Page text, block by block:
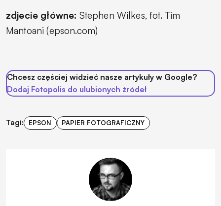
zdjecie główne: Stephen Wilkes, fot. Tim
Mantoani (epson.com)
Chcesz częściej widzieć nasze artykuły w Google?
Dodaj Fotopolis do ulubionych źródeł
Tagi: EPSON PAPIER FOTOGRAFICZNY